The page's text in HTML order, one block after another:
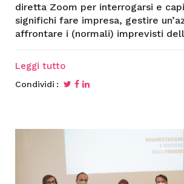
diretta Zoom per interrogarsi e
significhi fare impresa, gestire
affrontare i (normali) imprevisti
Leggi tutto
Condividi